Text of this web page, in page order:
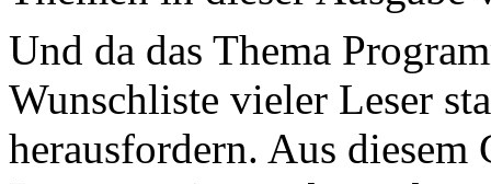
Und da das Thema
Wunschliste vieler Leser
herausfordern. Aus